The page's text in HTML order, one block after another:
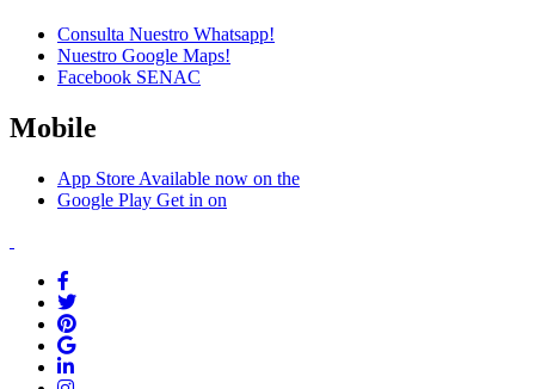
Consulta Nuestro Whatsapp!
Nuestro Google Maps!
Facebook SENAC
Mobile
App Store Available now on the
Google Play Get in on